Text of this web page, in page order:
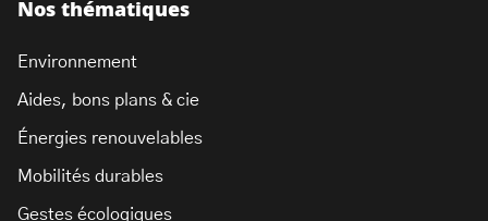
Nos thématiques
Environnement
Aides, bons plans & cie
Énergies renouvelables
Mobilités durables
Gestes écologiques